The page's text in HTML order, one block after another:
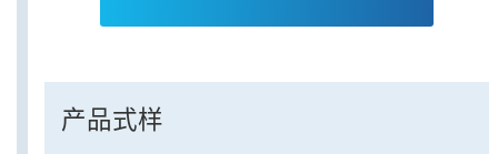
产品式样